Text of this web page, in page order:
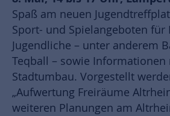
Spaß am neuen
Sport- und Spielangeboten für
Jugendliche – unter anderem
Teqball – sowie
Stadtumbau. Vorgestellt
„Aufwertung Freiräume
weiteren Planungen am